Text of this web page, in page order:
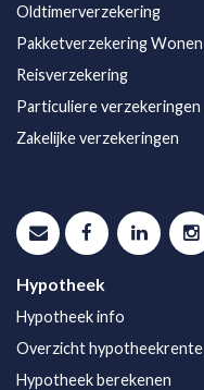
Oldtimerverzekering
Pakketverzekering Wonen
Reisverzekering
Particuliere verzekeringen
Zakelijke verzekeringen
Hypotheek
Hypotheek info
Overzicht hypotheekrente
Hypotheek berekenen